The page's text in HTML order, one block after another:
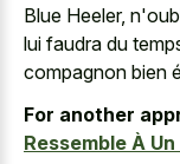
Blue Heeler,
lui faudra du
compagnon bien
For another
Ressemble À